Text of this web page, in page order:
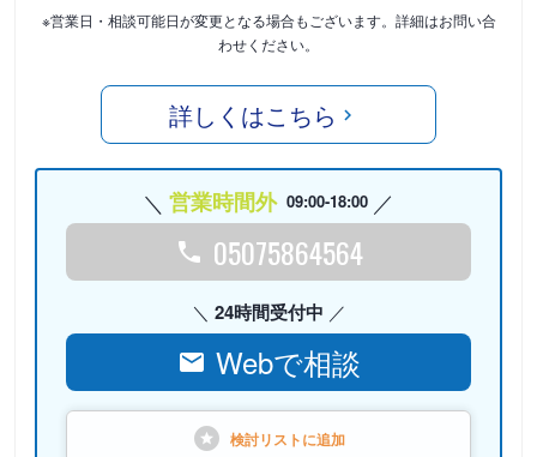
※営業日・相談可能日が変更となる場合もございます。詳細はお問い合
わせください。
詳しくはこちら
営業時間外 09:00-18:00
05075864564
24時間受付中
Webで相談
検討リストに追加